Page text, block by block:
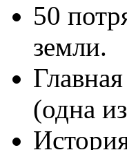
50
земли.
(одна